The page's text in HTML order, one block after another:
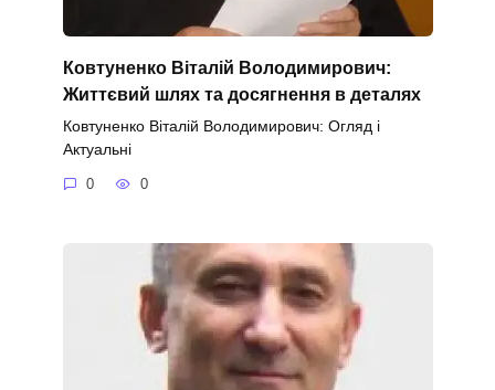
Ковтуненко Віталій Володимирович:
Життєвий шлях та досягнення в деталях
Ковтуненко Віталій Володимирович: Огляд і
Актуальні
0 0